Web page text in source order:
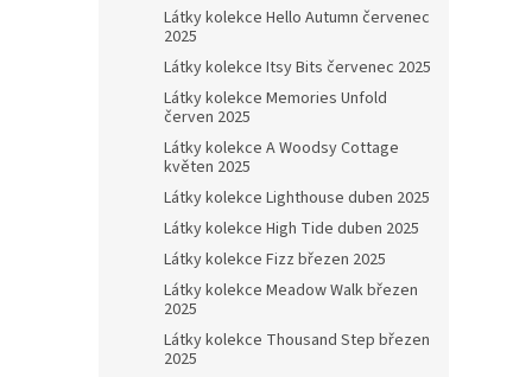
Látky kolekce Hello Autumn červenec
2025
Látky kolekce Itsy Bits červenec 2025
Látky kolekce Memories Unfold
červen 2025
Látky kolekce A Woodsy Cottage
květen 2025
Látky kolekce Lighthouse duben 2025
Látky kolekce High Tide duben 2025
Látky kolekce Fizz březen 2025
Látky kolekce Meadow Walk březen
2025
Látky kolekce Thousand Step březen
2025